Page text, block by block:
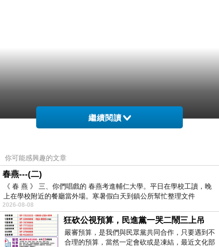
繼續閱讀
你可能感興趣的文章
春燕---(二)
《 春 燕 》 三、你們唱戲的 春燕考進輔仁大學。平日在學校工讀，晚
上在學校附近的餐廳當外場。寒暑假白天到鎮公所幫忙整理文件
2026-08-08
狂砍公視預算，民進黨一哭二鬧三上吊
嚴審預算，是我們與民眾黨共同合作，只要遇到不
合理的預算，當然一定會砍或是凍結，最近文化部